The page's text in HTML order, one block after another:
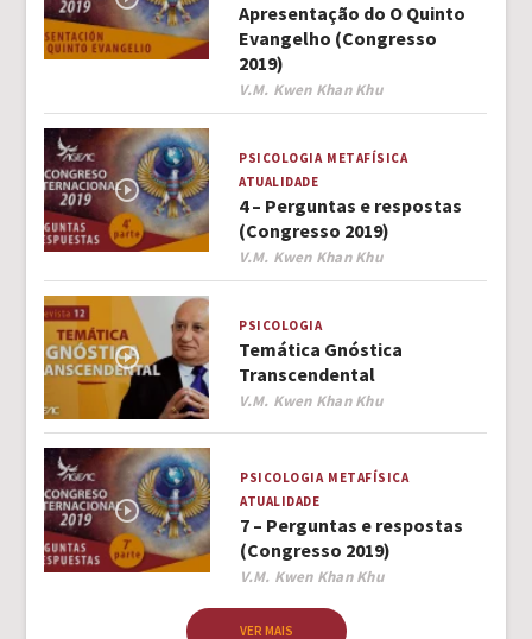
Apresentação do O Quinto
Evangelho (Congresso
2019)
Author
V.M. Kwen Khan Khu
PSICOLOGIA METAFÍSICA
ATUALIDADE
4 – Perguntas e respostas
(Congresso 2019)
Author
V.M. Kwen Khan Khu
PSICOLOGIA
Temática Gnóstica
Transcendental
Author
V.M. Kwen Khan Khu
PSICOLOGIA METAFÍSICA
ATUALIDADE
7 – Perguntas e respostas
(Congresso 2019)
Author
V.M. Kwen Khan Khu
VER MAIS